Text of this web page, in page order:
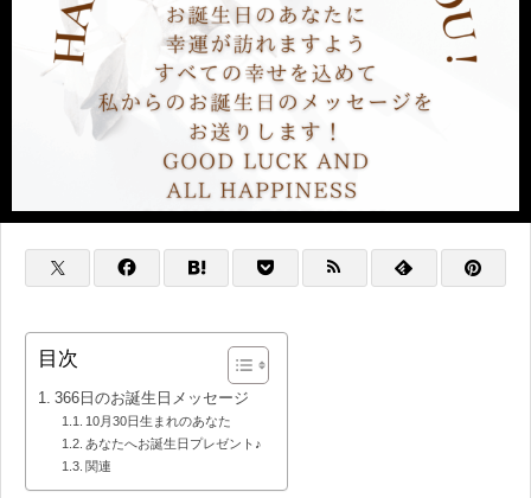
目次
366日のお誕生日メッセージ
10月30日生まれのあなた
あなたへお誕生日プレゼント♪
関連